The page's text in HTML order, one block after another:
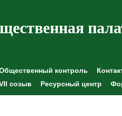
контроль
созыв
Ресурсный центр